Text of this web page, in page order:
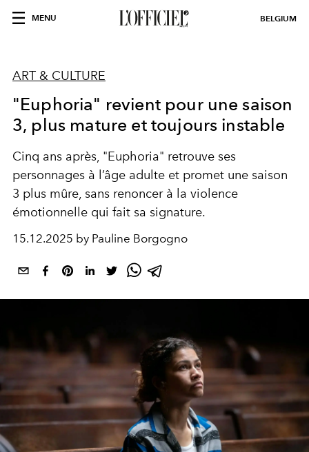
MENU BELGIUM
ART & CULTURE
"Euphoria" revient pour une saison
3, plus mature et toujours instable
Cinq ans après, "Euphoria" retrouve ses
personnages à l’âge adulte et promet une saison
3 plus mûre, sans renoncer à la violence
émotionnelle qui fait sa signature.
15.12.2025 by Pauline Borgogno